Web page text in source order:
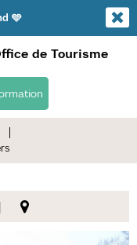
🩵
de Tourisme